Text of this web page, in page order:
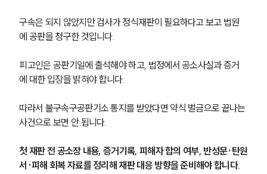
구속은 되지 않았지만 검사가 정식재판이 필요하다고 보고 법원
에 공판을 청구한 것입니다.
피고인은 공판기일에 출석해야 하고, 법정에서 공소사실과 증거
에 대한 입장을 밝혀야 합니다.
따라서 불구속구공판기소 통지를 받았다면 약식 벌금으로 끝나는
사건으로 보면 안 됩니다.
첫 재판 전 공소장 내용, 증거기록, 피해자 합의 여부, 반성문·탄원
서·피해 회복 자료를 정리해 재판 대응 방향을 준비해야 합니다.